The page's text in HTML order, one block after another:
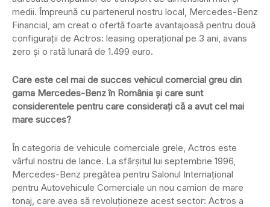
medii. Împreună cu partenerul nostru local, Mercedes-Benz
Financial, am creat o ofertă foarte avantajoasă pentru două
configurații de Actros: leasing operațional pe 3 ani, avans
zero și o rată lunară de 1.499 euro.
Care este cel mai de succes vehicul comercial greu din
gama Mercedes-Benz în România și care sunt
considerentele pentru care considerați că a avut cel mai
mare succes?
În categoria de vehicule comerciale grele, Actros este
vârful nostru de lance. La sfârșitul lui septembrie 1996,
Mercedes-Benz pregătea pentru Salonul Internațional
pentru Autovehicule Comerciale un nou camion de mare
tonaj, care avea să revoluționeze acest sector: Actros a